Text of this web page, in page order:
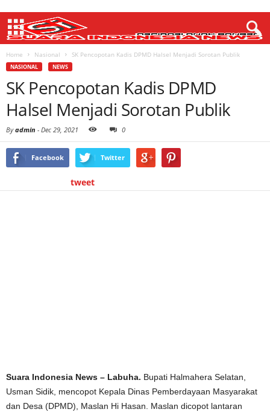
Home Nasional SK Pencopotan Kadis DPMD Halsel Menjadi Sorotan Publik
NASIONAL NEWS
SK Pencopotan Kadis DPMD
Halsel Menjadi Sorotan Publik
Byadmin - Dec 29, 2021 0
Facebook Twitter
tweet
Suara Indonesia News – Labuha. Bupati Halmahera Selatan,
Usman Sidik, mencopot Kepala Dinas Pemberdayaan Masyarakat
dan Desa (DPMD), Maslan Hi Hasan. Maslan dicopot lantaran